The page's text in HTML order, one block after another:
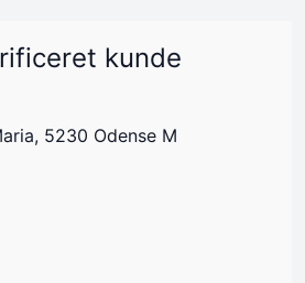
kunde
5230 Odense M